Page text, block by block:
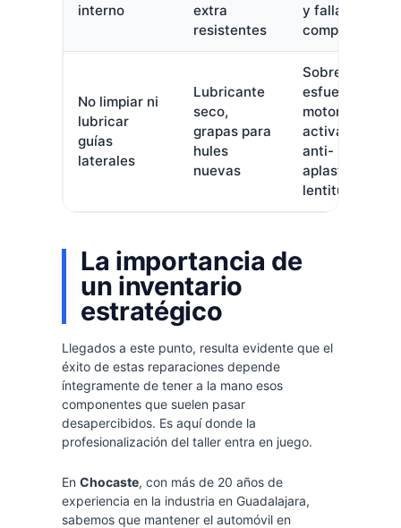
interno
extra
resistentes
y falla de
componentes
No limpiar ni
lubricar
guías
laterales
Lubricante
seco,
grapas para
hules
nuevas
Sobre
esfuerzo del
motor,
activación
anti-
aplastamiento,
lentitud
La importancia de
un inventario
estratégico
Llegados a este punto, resulta evidente que el
éxito de estas reparaciones depende
íntegramente de tener a la mano esos
componentes que suelen pasar
desapercibidos. Es aquí donde la
profesionalización del taller entra en juego.
En Chocaste, con más de 20 años de
experiencia en la industria en Guadalajara,
sabemos que mantener el automóvil en